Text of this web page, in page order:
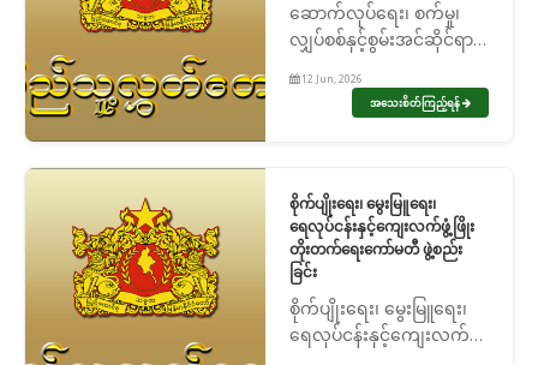
ဆောက်လုပ်ရေး၊ စက်မှု၊
လျှပ်စစ်နှင့်စွမ်းအင်ဆိုင်ရာ
12 Jun, 2026
အသေးစိတ်ကြည့်ရန်
စိုက်ပျိုးရေး၊ မွေးမြူရေး၊
ရေလုပ်ငန်းနှင့်ကျေးလက်ဖွံ့ဖြိုး
တိုးတက်ရေးကော်မတီ ဖွဲ့စည်း
ခြင်း
စိုက်ပျိုးရေး၊ မွေးမြူရေး၊
ရေလုပ်ငန်းနှင့်ကျေးလက်